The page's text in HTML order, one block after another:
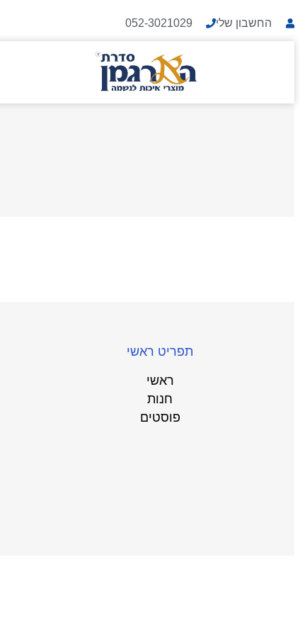
החשבון שלי 052-3021029
תפריט ראשי
ראשי
חנות
פוסטים